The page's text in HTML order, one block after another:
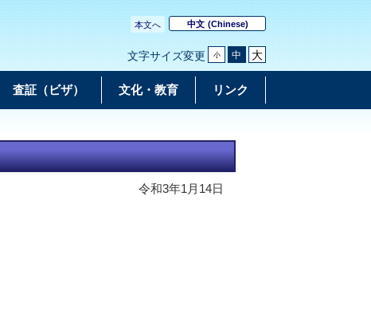
本文へ 中文 (Chinese)
文字サイズ変更 小 中 大
査証（ビザ） 文化・教育 リンク
令和3年1月14日